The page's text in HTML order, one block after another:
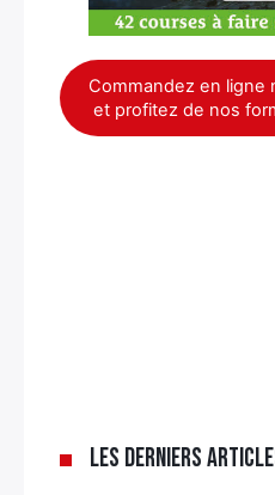
Commandez en ligne
et profitez de nos
Les derniers